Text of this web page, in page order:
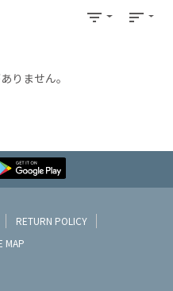
filter_list sort
りません。
RETURN POLICY
MAP